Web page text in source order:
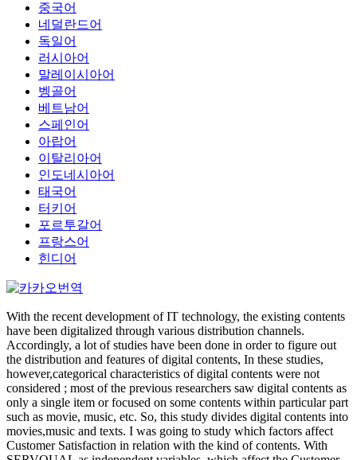
중국어
네덜란드어
독일어
러시아어
말레이시아어
벵골어
베트남어
스페인어
아랍어
이탈리아어
인도네시아어
태국어
터키어
포르투갈어
프랑스어
힌디어
With the recent development of IT technology, the existing contents
have been digitalized through various distribution channels.
Accordingly, a lot of studies have been done in order to figure out
the distribution and features of digital contents, In these studies,
however,categorical characteristics of digital contents were not
considered ; most of the previous researchers saw digital contents as
only a single item or focused on some contents within particular part
such as movie, music, etc. So, this study divides digital contents into
movies,music and texts. I was going to study which factors affect
Customer Satisfaction in relation with the kind of contents. With